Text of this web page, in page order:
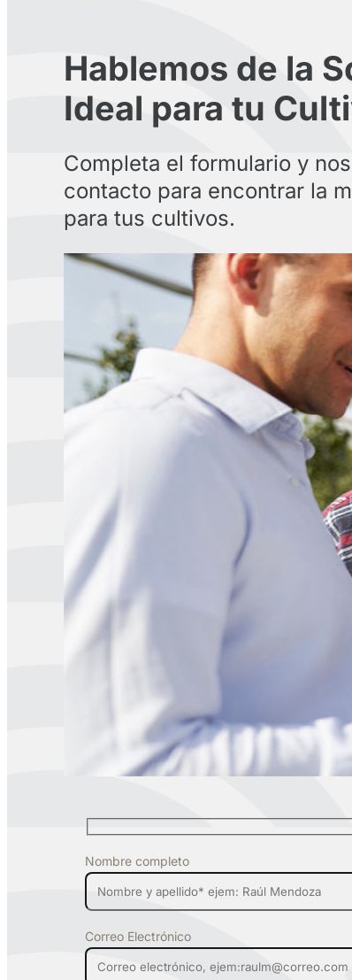
Hablemos de la
Ideal para tu
Completa el formulario y
contacto para encontrar la
para tus cultivos.
Nombre completo
Correo Electrónico